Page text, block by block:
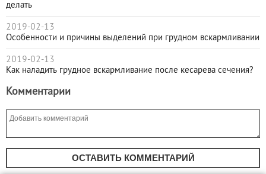
делать
2019-02-13
Особенности и причины выделений при грудном вскармливании
2019-02-13
Как наладить грудное вскармливание после кесарева сечения?
Комментарии
ОСТАВИТЬ КОММЕНТАРИЙ